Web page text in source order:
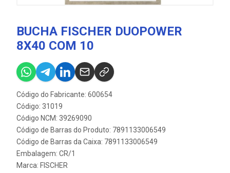
BUCHA FISCHER DUOPOWER
8X40 COM 10
Código do Fabricante: 600654
Código: 31019
Código NCM: 39269090
Código de Barras do Produto: 7891133006549
Código de Barras da Caixa: 7891133006549
Embalagem: CR/1
Marca: FISCHER